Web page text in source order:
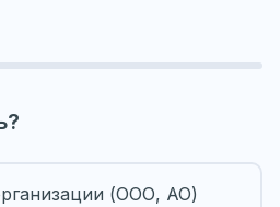
(ООО, АО)